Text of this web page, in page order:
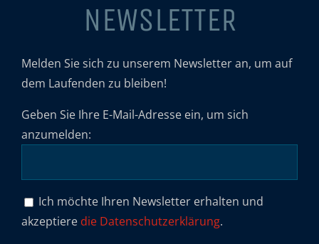
NEWSLETTER
Melden Sie sich zu unserem Newsletter an, um auf
dem Laufenden zu bleiben!
Geben Sie Ihre E-Mail-Adresse ein, um sich
anzumelden:
Ich möchte Ihren Newsletter erhalten und
akzeptiere die Datenschutzerklärung.